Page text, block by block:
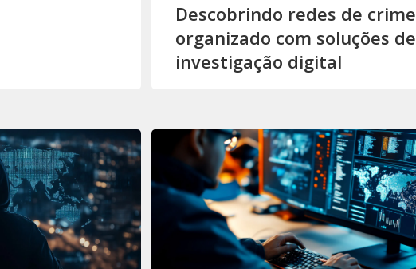
Descobrindo redes de crime
organizado com soluções de
investigação digital